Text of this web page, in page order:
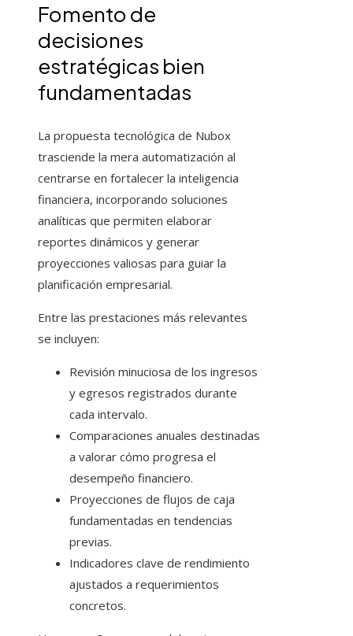
Fomento de
decisiones
estratégicas bien
fundamentadas
La propuesta tecnológica de Nubox
trasciende la mera automatización al
centrarse en fortalecer la inteligencia
financiera, incorporando soluciones
analíticas que permiten elaborar
reportes dinámicos y generar
proyecciones valiosas para guiar la
planificación empresarial.
Entre las prestaciones más relevantes
se incluyen:
Revisión minuciosa de los ingresos
y egresos registrados durante
cada intervalo.
Comparaciones anuales destinadas
a valorar cómo progresa el
desempeño financiero.
Proyecciones de flujos de caja
fundamentadas en tendencias
previas.
Indicadores clave de rendimiento
ajustados a requerimientos
concretos.